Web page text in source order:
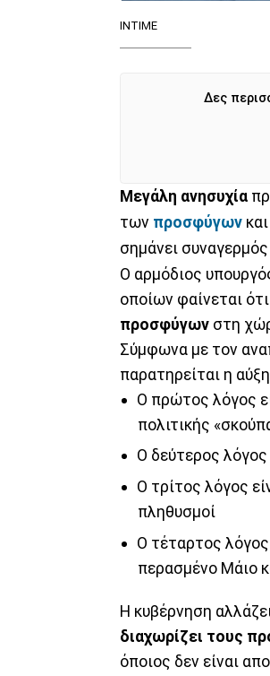
ΙΝΤΙΜΕ
Δες
Μεγάλη ανησυχία
των προσφύγων και
σημάνει
Ο αρμόδιος
οποίων φαίνεται
προσφύγων στη
Σύμφωνα με τον
παρατηρείται η
Ο πρώτος λόγος
πολιτικής
Ο δεύτερος
Ο τρίτος λόγος
πληθυσμοί
Ο τέταρτος λόγος
περασμένο Μάιο
Η κυβέρνηση
διαχωρίζει τους
όποιος δεν είναι